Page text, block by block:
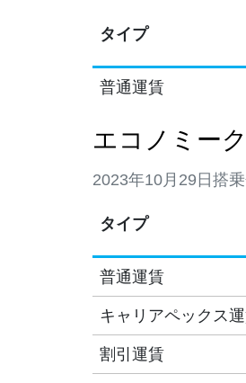
タイプ
普通運賃
エコノミー
2023年10月29日搭
タイプ
普通運賃
キャリアペックス
割引運賃